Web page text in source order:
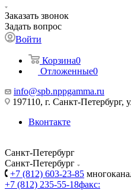
Заказать звонок
Задать вопрос
Войти
Корзина0
Отложенные0
info@spb.nppgamma.ru
197110, г. Санкт-Петербург,
Вконтакте
Санкт-Петербург
Санкт-Петербург
+7 (812) 603-23-85
+7 (812) 235-55-18факс: